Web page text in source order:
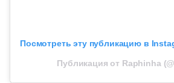
Посмотреть эту публикацию в
Публикация от Raphinha